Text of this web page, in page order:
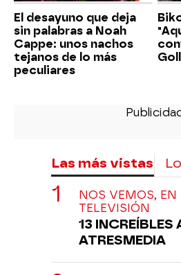
El desayuno que deja
sin palabras a Noah
Cappe: unos nachos
tejanos de lo más
peculiares
Las más vistas
NOS VEMOS, EN
TELEVISIÓN
13 INCREÍBLES
ATRESMEDIA